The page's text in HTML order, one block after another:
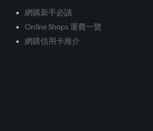
網購新手必讀
Online Shops 運費一覽
網購信用卡推介